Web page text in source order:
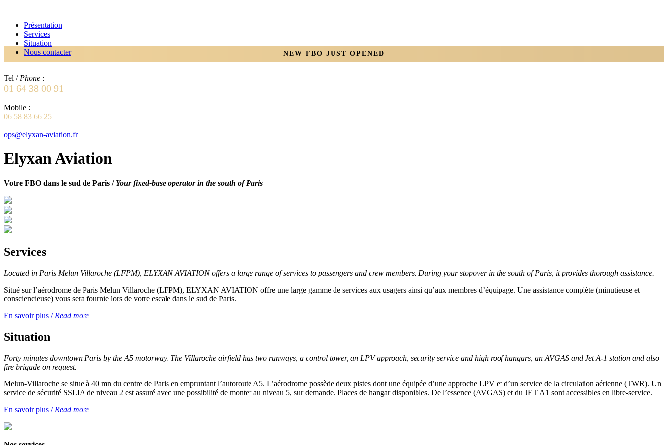
Présentation
Services
Situation
Nous contacter
NEW FBO JUST OPENED
Tel / Phone :
01 64 38 00 91
Mobile :
06 58 83 66 25
ops@elyxan-aviation.fr
Elyxan Aviation
Votre FBO dans le sud de Paris / Your fixed-base operator in the south of Paris
Services
Located in Paris Melun Villaroche (LFPM), ELYXAN AVIATION offers a large range of services to passengers and crew members. During your stopover in the south of Paris, it provides thorough assistance.
Situé sur l’aérodrome de Paris Melun Villaroche (LFPM), ELYXAN AVIATION offre une large gamme de services aux usagers ainsi qu’aux membres d’équipage. Une assistance complète (minutieuse et
consciencieuse) vous sera fournie lors de votre escale dans le sud de Paris.
En savoir plus / Read more
Situation
Forty minutes downtown Paris by the A5 motorway. The Villaroche airfield has two runways, a control tower, an LPV approach, security service and high roof hangars, an AVGAS and Jet A-1 station and also
fire brigade on request.
Melun-Villaroche se situe à 40 mn du centre de Paris en empruntant l’autoroute A5. L’aérodrome possède deux pistes dont une équipée d’une approche LPV et d’un service de la circulation aérienne (TWR). Un
service de sécurité SSLIA de niveau 2 est assuré avec une possibilité de monter au niveau 5, sur demande. Places de hangar disponibles. De l’essence (AVGAS) et du JET A1 sont accessibles en libre-service.
En savoir plus / Read more